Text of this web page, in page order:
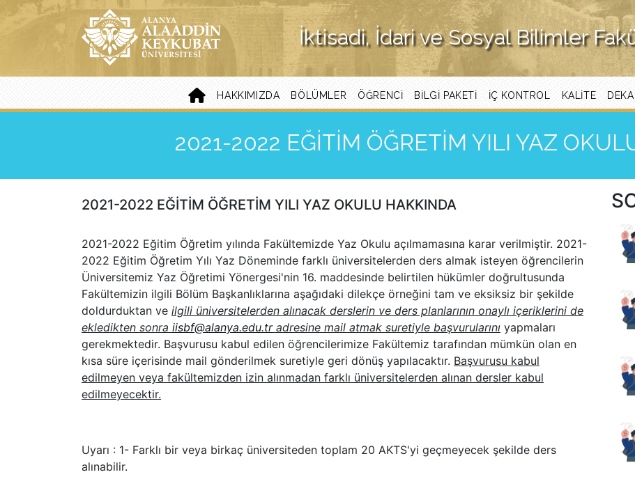
İktisadi, İdari ve Sosyal Bilimler
HAKKIMIZDA BÖLÜMLER ÖĞRENCI BILGI PAKETI İÇ KONTROL KALITE
2021-2022 EĞİTİM ÖĞRETİM YILI YAZ
2021-2022 EĞİTİM ÖĞRETİM YILI YAZ OKULU HAKKINDA
2021-2022 Eğitim Öğretim yılında Fakültemizde Yaz Okulu açılmamasına karar verilmiştir. 2021-
2022 Eğitim Öğretim Yılı Yaz Döneminde farklı üniversitelerden ders almak isteyen öğrencilerin
Üniversitemiz Yaz Öğretimi Yönergesi'nin 16. maddesinde belirtilen hükümler doğrultusunda
Fakültemizin ilgili Bölüm Başkanlıklarına aşağıdaki dilekçe örneğini tam ve eksiksiz bir şekilde
doldurduktan ve ilgili üniversitelerden alınacak derslerin ve ders planlarının onaylı içeriklerini de
ekledikten sonra iisbf@alanya.edu.tradresine mail atmak suretiyle başvurularını yapmaları
gerekmektedir. Başvurusu kabul edilen öğrencilerimize Fakültemiz tarafından mümkün olan en
kısa süre içerisinde mail gönderilmek suretiyle geri dönüş yapılacaktır. Başvurusu kabul
edilmeyen veya fakültemizden izin alınmadan farklı üniversitelerden alınan dersler kabul
edilmeyecektir.
Uyarı : 1- Farklı bir veya birkaç üniversiteden toplam 20 AKTS'yi geçmeyecek şekilde ders
alınabilir.